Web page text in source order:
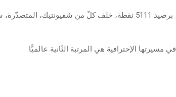
وأصبحت جابر في المركز الرّابع، برصيد 5111 نقطة، خلف كلّ من شفيونتيك،
مسيرتها الإحترافية هي المرتبة الثّانية عالميًّا.